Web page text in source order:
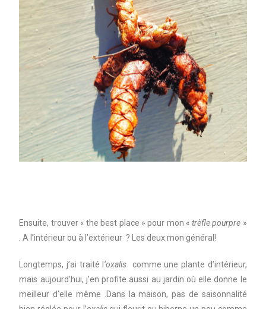
Ensuite, trouver « the best place » pour mon «trèfle pourpre »
. A l’intérieur ou à l’extérieur ? Les deux mon général!
Longtemps, j’ai traité l ‘oxalis comme une plante d’intérieur,
mais aujourd’hui, j’en profite aussi au jardin où elle donne le
meilleur d’elle même .Dans la maison, pas de saisonnalité